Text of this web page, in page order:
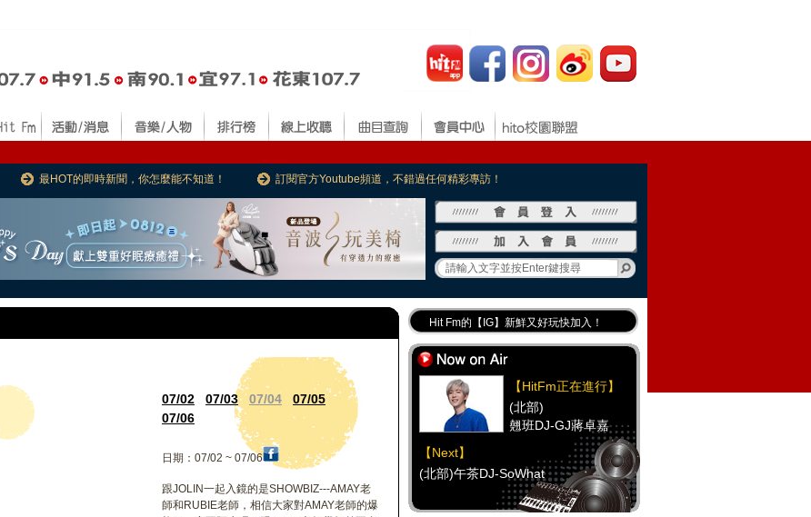
最HOT的即時新聞，你怎麼能不知道！ 訂閱官方Youtube頻道，不錯過任何精彩專訪！
07/02 07/03 07/04
07/05
07/06
日期：07/02 ~ 07/06
跟JOLIN一起入鏡的是SHOWBIZ---AMAY老
師和RUBIE老師，相信大家對AMAY老師的爆
Hit Fm的【IG】新鮮又好玩快加入！
Hit Fm【FB臉書粉絲團】等你加入！
最專業《DJ推薦》好音樂千萬別錯過！
好康報報 最新優惠訊息都在這！
【HitFm正在進行】
(北部)
翹班DJ-GJ蔣卓嘉
【Next】
(北部)午茶DJ-SoWhat